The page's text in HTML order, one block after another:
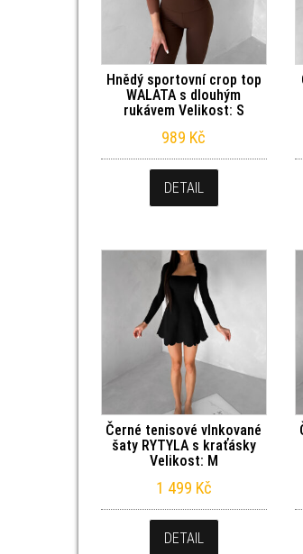
Hnědý sportovní crop top
WALATA s dlouhým
rukávem Velikost: S
989 Kč
DETAIL
Černé tenisové vlnkované
šaty RYTYLA s kraťásky
Velikost: M
1 499 Kč
DETAIL